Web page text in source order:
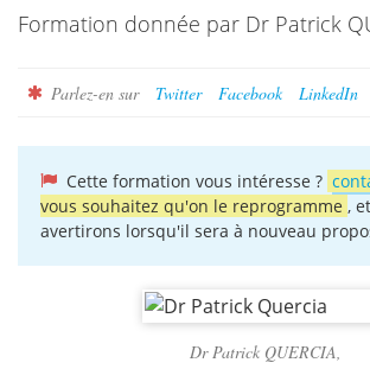
Formation donnée par Dr Patrick
Parlez-en sur Twitter Facebook LinkedIn
Cette formation vous intéresse ?
vous souhaitez qu'on le reprogramme ,
avertirons lorsqu'il sera à nouveau
Dr Patrick QUERCIA,